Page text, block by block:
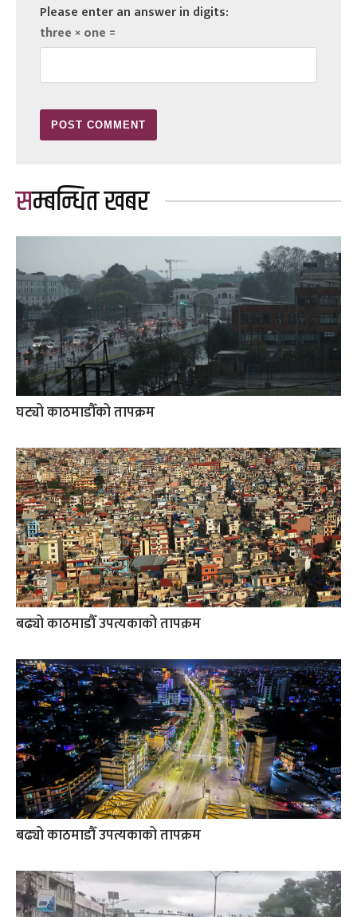
Please enter an answer in digits:
three × one =
सम्बन्धित खबर
घट्यो काठमाडौँको तापक्रम
बढ्यो काठमाडौँ उपत्यकाको तापक्रम
बढ्यो काठमाडौँ उपत्यकाको तापक्रम